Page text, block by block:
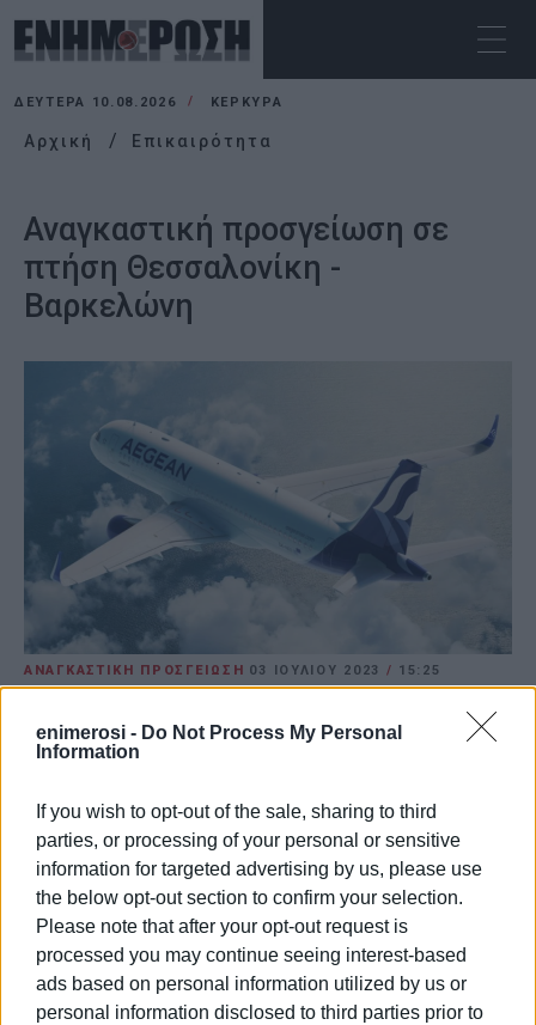
enimerosi - Do Not Process My Personal
Information
If you wish to opt-out of the sale, sharing to third
parties, or processing of your personal or sensitive
information for targeted advertising by us, please use
the below opt-out section to confirm your selection.
Please note that after your opt-out request is
processed you may continue seeing interest-based
ads based on personal information utilized by us or
personal information disclosed to third parties prior to
ΔΕΥΤΈΡΑ 10.08.2026 ΚΕΡΚΥΡΑ
Αρχική Επικαιρότητα
Αναγκαστική προσγείωση σε
πτήση Θεσσαλονίκη -
Βαρκελώνη
ΑΝΑΓΚΑΣΤΙΚΗ ΠΡΟΣΓΕΙΩΣΗ 03 ΙΟΥΛΊΟΥ 2023 / 15:25
Όπως ανακοινώνει η εταιρεία, όλα πήγαν καλά
και οι επιβάτες θα συνεχίσουν το ταξίδι τους με
άλλο αεροπλάνο.
ΑΘΗΝΑ. (ΦΩΤΟ ΑΡΧΕΙΟΥ). H AEGEAN ενημερώνει ότι
στην πτήση Α3 560 από Θεσσαλονίκη για Βαρκελώνη με
156 επιβάτες και 6 μέλη πληρώματος υπήρξε ένδειξη
σταδιακής αποσυμπίεσης στην καμπίνα του
αεροσκάφους. Ο κυβερνήτης, όπως προβλέπουν οι
διαδικασίες, ζήτησε άδεια αναγκαστικής προσγείωσης
στο πλησιέστερο αεροδρόμιο της Νάπολης.